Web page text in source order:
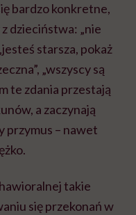
bardzo konkretne,
dzieciństwa: „nie
starsza, pokaż
„wszyscy są
te zdania przestają
a zaczynają
przymus – nawet
takie
się przekonań w